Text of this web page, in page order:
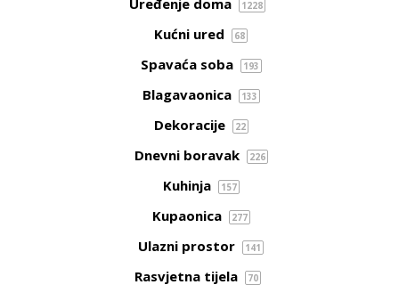
Uređenje doma 1228
Kućni ured 68
Spavaća soba 193
Blagavaonica 133
Dekoracije 22
Dnevni boravak 226
Kuhinja 157
Kupaonica 277
Ulazni prostor 141
Rasvjetna tijela 70